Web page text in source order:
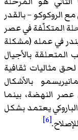
مع الروكوكو – بالقدر
المتكلّفة في عصر
في عمله (مشكلة
هذه الأساليب المتعلقة بالأجيال
مثاليات ثقافية
بالأشكال
عصر النهضة، بينما
يعتمد بشكل
[6]